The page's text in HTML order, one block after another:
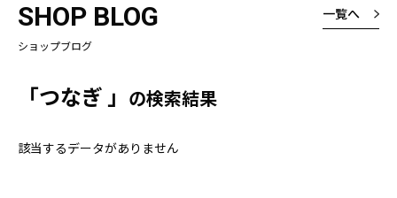
SHOP BLOG
ショップブログ
一覧へ
「つなぎ 」 の検索結果
該当するデータがありません